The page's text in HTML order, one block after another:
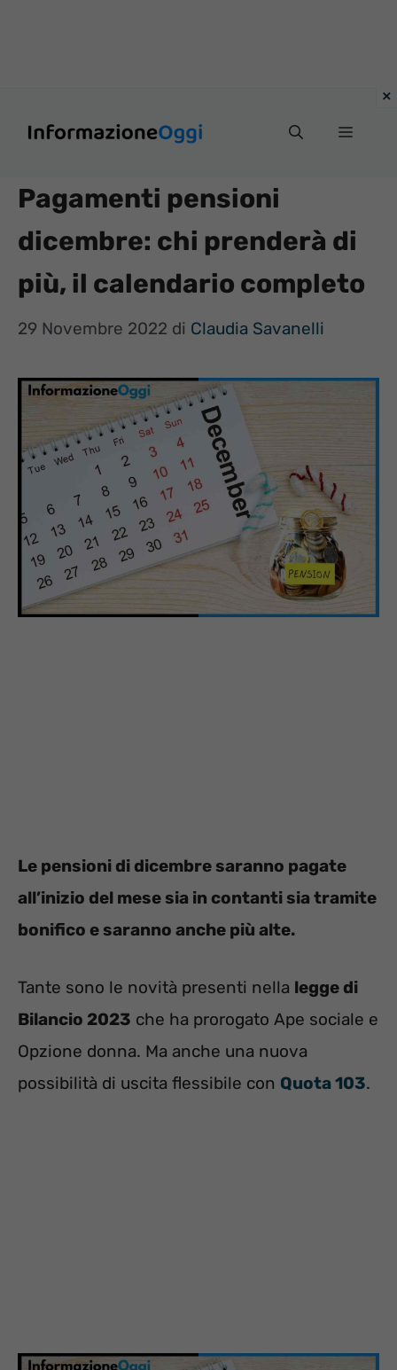
Menu
Pagamenti pensioni
dicembre: chi prenderà di
più, il calendario completo
29 Novembre 2022 di Claudia Savanelli
Le pensioni di dicembre saranno pagate
all’inizio del mese sia in contanti sia tramite
bonifico e saranno anche più alte.
Tante sono le novità presenti nella legge di
Bilancio 2023 che ha prorogato Ape sociale e
Opzione donna. Ma anche una nuova
possibilità di uscita flessibile con Quota 103.